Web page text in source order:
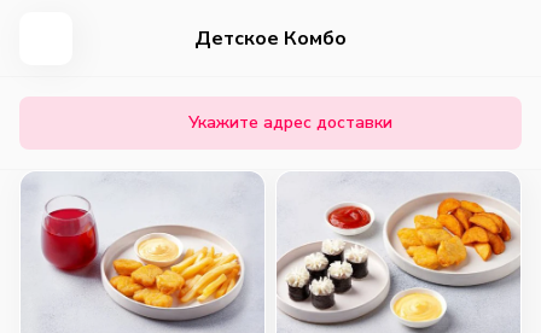
Детское Комбо
Укажите адрес доставки